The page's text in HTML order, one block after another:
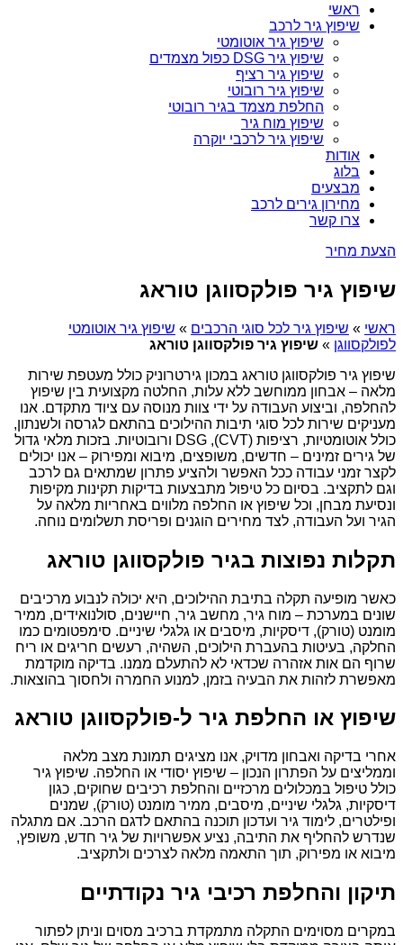
ראשי
שיפוץ גיר לרכב
שיפוץ גיר אוטומטי
שיפוץ גיר DSG כפול מצמדים
שיפוץ גיר רציף
שיפוץ גיר רובוטי
החלפת מצמד בגיר רובוטי
שיפוץ מוח גיר
שיפוץ גיר לרכבי יוקרה
אודות
בלוג
מבצעים
מחירון גירים לרכב
צרו קשר
הצעת מחיר
שיפוץ גיר פולקסווגן טוראג
ראשי » שיפוץ גיר לכל סוגי הרכבים » שיפוץ גיר אוטומטי
לפולקסווגן » שיפוץ גיר פולקסווגן טוראג
שיפוץ גיר פולקסווגן טוראג במכון גירטרוניק כולל מעטפת שירות
מלאה – אבחון ממוחשב ללא עלות, החלטה מקצועית בין שיפוץ
להחלפה, וביצוע העבודה על ידי צוות מנוסה עם ציוד מתקדם. אנו
מעניקים שירות לכל סוגי תיבות ההילוכים בהתאם לגרסה ולשנתון,
כולל אוטומטיות, רציפות (CVT), DSG ורובוטיות. בזכות מלאי גדול
של גירים זמינים – חדשים, משופצים, מיבוא ומפירוק – אנו יכולים
לקצר זמני עבודה ככל האפשר ולהציע פתרון שמתאים גם לרכב
וגם לתקציב. בסיום כל טיפול מתבצעות בדיקות תקינות מקיפות
ונסיעת מבחן, וכל שיפוץ או החלפה מלווים באחריות מלאה על
הגיר ועל העבודה, לצד מחירים הוגנים ופריסת תשלומים נוחה.
תקלות נפוצות בגיר פולקסווגן טוראג
כאשר מופיעה תקלה בתיבת ההילוכים, היא יכולה לנבוע מרכיבים
שונים במערכת – מוח גיר, מחשב גיר, חיישנים, סולנואידים, ממיר
מומנט (טורק), דיסקיות, מיסבים או גלגלי שיניים. סימפטומים כמו
החלקה, בעיטות בהעברת הילוכים, השהיה, רעשים חריגים או ריח
שרוף הם אות אזהרה שכדאי לא להתעלם ממנו. בדיקה מוקדמת
מאפשרת לזהות את הבעיה בזמן, למנוע החמרה ולחסוך בהוצאות.
שיפוץ או החלפת גיר ל-פולקסווגן טוראג
אחרי בדיקה ואבחון מדויק, אנו מציגים תמונת מצב מלאה
וממליצים על הפתרון הנכון – שיפוץ יסודי או החלפה. שיפוץ גיר
כולל טיפול במכלולים מרכזיים והחלפת רכיבים שחוקים, כגון
דיסקיות, גלגלי שיניים, מיסבים, ממיר מומנט (טורק), שמנים
ופילטרים, לימוד גיר ועדכון תוכנה בהתאם לדגם הרכב. אם מתגלה
שנדרש להחליף את התיבה, נציע אפשרויות של גיר חדש, משופץ,
מיבוא או מפירוק, תוך התאמה מלאה לצרכים ולתקציב.
תיקון והחלפת רכיבי גיר נקודתיים
במקרים מסוימים התקלה מתמקדת ברכיב מסוים וניתן לפתור